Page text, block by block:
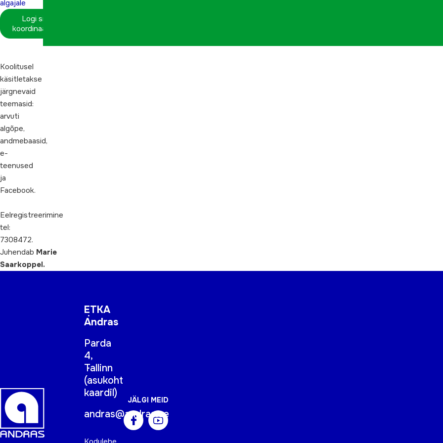
algajale
Logi sisse
koordinaatorina
Koolitusel
käsitletakse
järgnevaid
teemasid:
arvuti
algõpe,
andmebaasid,
e-
teenused
ja
Facebook.
Eelregistreerimine
tel:
7308472.
Juhendab Marie
Saarkoppel.
ETKA
Andras
Parda
4,
Tallinn
(asukoht
kaardil)
andras@andras.ee
JÄLGI MEID